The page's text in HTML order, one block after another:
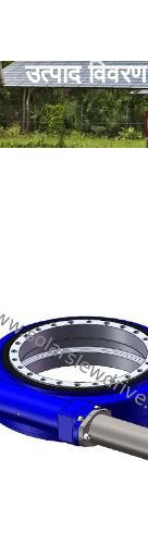
उत्पाद विवरण